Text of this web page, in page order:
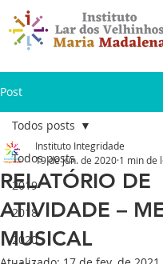
Post
Todos posts
2019
2018
2020
Todos posts
RELATÓRIO DE
ATIVIDADE –
MUSICAL
Instituto Integridade
19 de jun. de 2020 1 min de